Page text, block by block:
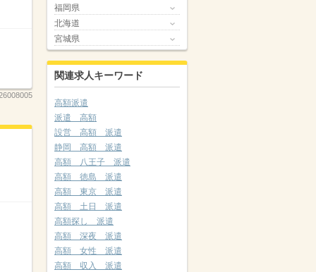
福岡県
北海道
宮城県
関連求人キーワード
高額派遣
派遣 高額
設営 高額 派遣
静岡 高額 派遣
高額 八王子 派遣
高額 徳島 派遣
高額 東京 派遣
高額 土日 派遣
高額探し 派遣
高額 深夜 派遣
高額 女性 派遣
高額 収入 派遣